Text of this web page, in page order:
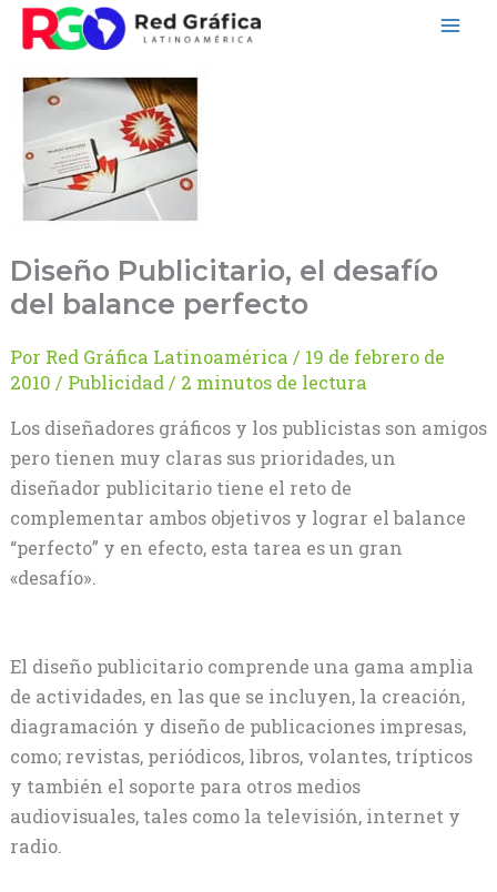
contenido
Diseño Publicitario, el desafío
del balance perfecto
Por Red Gráfica Latinoamérica / 19 de febrero de
2010 / Publicidad / 2 minutos de lectura
Los diseñadores gráficos y los publicistas son amigos
pero tienen muy claras sus prioridades, un
diseñador publicitario tiene el reto de
complementar ambos objetivos y lograr el balance
“perfecto” y en efecto, esta tarea es un gran
«desafío».
El diseño publicitario comprende una gama amplia
de actividades, en las que se incluyen, la creación,
diagramación y diseño de publicaciones impresas,
como; revistas, periódicos, libros, volantes, trípticos
y también el soporte para otros medios
audiovisuales, tales como la televisión, internet y
radio.